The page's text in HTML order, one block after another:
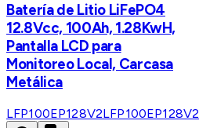
Batería de Litio LiFePO4
12.8Vcc, 100Ah, 1.28KwH,
Pantalla LCD para
Monitoreo Local, Carcasa
Metálica
LFP100EP128V2LFP100EP128V2